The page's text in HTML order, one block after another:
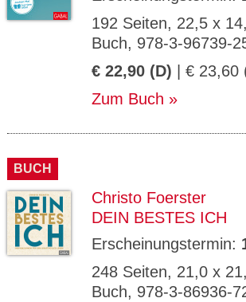
192 Seiten, 22,5 x
Buch, 978-3-96739-
€ 22,90 (D) | € 23,60
Zum Buch
BUCH
Christo Foerster
DEIN BESTES ICH
Erscheinungstermin:
248 Seiten, 21,0 x
Buch, 978-3-86936-